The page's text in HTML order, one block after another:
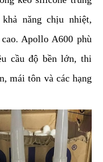
năng chịu nhiệt,
Apollo A600 phù
cầu độ bền lớn, thi
mái tôn và các hạng